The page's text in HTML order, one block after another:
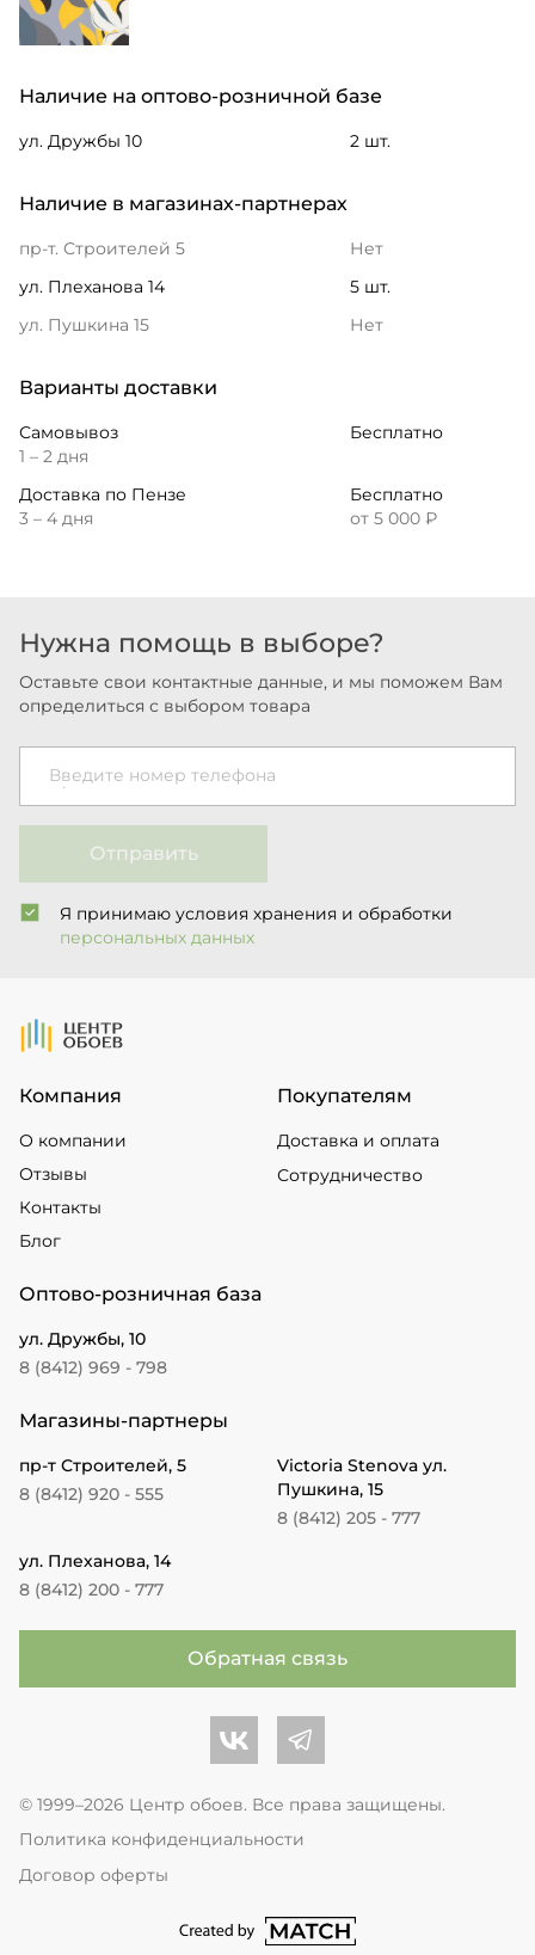
Наличие на оптово-розничной базе
ул. Дружбы 10 2 шт.
Наличие в магазинах-партнерах
пр-т. Строителей 5
Нет
ул. Плеханова 14
5 шт.
ул. Пушкина 15
Нет
Варианты доставки
Самовывоз
1 – 2 дня
Бесплатно
Доставка по Пензе
3 – 4 дня
Бесплатно
от 5 000 ₽
Нужна помощь в выборе?
Оставьте свои контактные данные, и мы поможем Вам
определиться с выбором товара
Введите номер телефона
Отправить
Я принимаю условия хранения и обработки
персональных данных
На Главную
Компания
О компании
Отзывы
Контакты
Блог
Покупателям
Доставка и оплата
Сотрудничество
Оптово-розничная база
ул. Дружбы, 10
8 (8412) 969 - 798
Магазины-партнеры
пр-т Строителей, 5
8 (8412) 920 - 555
Victoria Stenova ул.
Пушкина, 15
8 (8412) 205 - 777
ул. Плеханова, 14
8 (8412) 200 - 777
Обратная связь
Центр обоев во Вконтакте
Центр обоев в Телеграме
© 1999–2026 Центр обоев. Все права защищены.
Политика конфиденциальности
Договор оферты
перейти на сайт студии Match